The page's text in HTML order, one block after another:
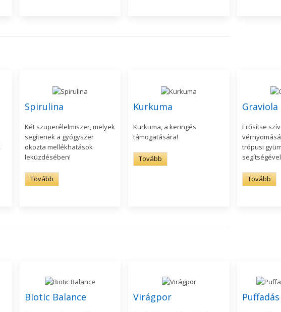
Spirulina
Két szuperélelmiszer, melyek
segítenek a gyógyszer
okozta mellékhatások
leküzdésében!
Tovább
Kurkuma
Kurkuma, a keringés
támogatására!
Tovább
Graviola
Erősítse
trópusi
Tovább
Biotic Balance Virágpor